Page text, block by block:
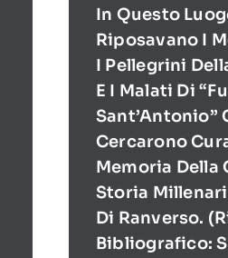
In Questo
Riposavano I
I Pellegrini
E I Malati Di
Sant’Antonio”
Cercarono
Memoria Della
Storia
Di Ranverso.
Bibliografico: